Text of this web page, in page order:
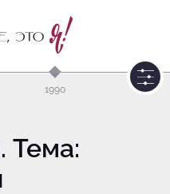
1990
Тема: